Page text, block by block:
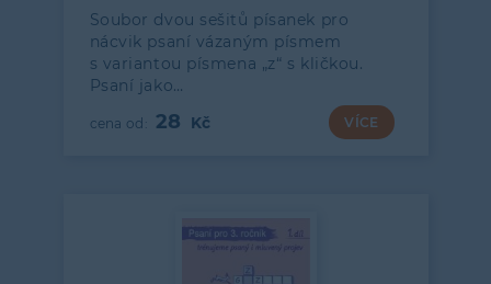
Soubor dvou sešitů písanek pro
nácvik psaní vázaným písmem
s variantou písmena „z“ s kličkou.
Psaní jako…
28 VÍCE